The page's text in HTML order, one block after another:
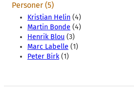
Personer (5)
Kristian Helin (4)
Martin Bonde (4)
Henrik Blou (3)
Marc Labelle (1)
Peter Birk(1)